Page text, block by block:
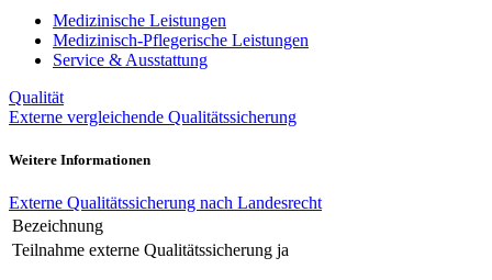
Medizinische Leistungen
Medizinisch-Pflegerische Leistungen
Service & Ausstattung
Qualität
Externe vergleichende Qualitätssicherung
Weitere Informationen
Externe Qualitätssicherung nach Landesrecht
Bezeichnung
Teilnahme externe Qualitätssicherung ja